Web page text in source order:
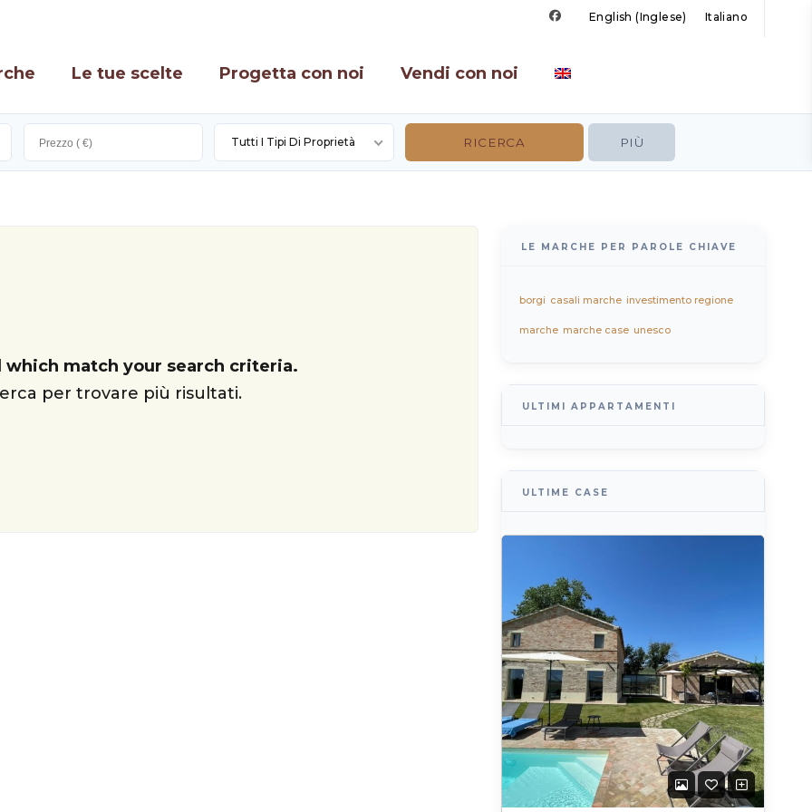
English (Inglese) Italiano
Le tue scelte Progetta con noi Vendi con noi
Tutti I Tipi Di Proprietà PIÙ
which match your search criteria.
per trovare più risultati.
LE MARCHE PER PAROLE CHIAVE
borgi casali marche investimento regione
marche marche case unesco
ULTIMI APPARTAMENTI
ULTIME CASE